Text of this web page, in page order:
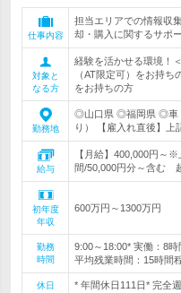
仕事内容
担当エリアでの情報収
却・購入に関するサポ
対象と
なる方
経験を活かせる環境！
（AT限定可）をお持
をお持ちの方
勤務地
◎山口県 ◎福岡県 ◎車
り） 【雇入れ直後】上
給与
【月給】400,000円～
間/50,000円分～含む
初年度
年収
600万円～1300万円
勤務
時間
9:00～18:00* 実働：8
平均残業時間：15時間
休日
* 年間休日111日* 完全